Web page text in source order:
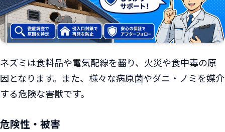
ネズミは食料品や電気配線を齧り、火災や食中毒の原
因となります。また、様々な病原菌やダニ・ノミを媒介
する危険な害獣です。
危険性・被害